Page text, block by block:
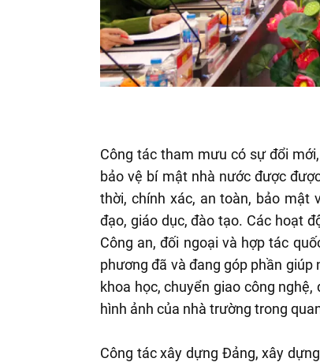
Công tác tham mưu có sự đổi
bảo vệ bí mật nhà nước được
thời, chính xác, an toàn, bảo mật
đạo, giáo dục, đào tạo. Các hoạt
Công an, đối ngoại và hợp tác
phương đã và đang góp phần
khoa học, chuyển giao công
hình ảnh của nhà trường trong
Công tác xây dựng Đảng, xây